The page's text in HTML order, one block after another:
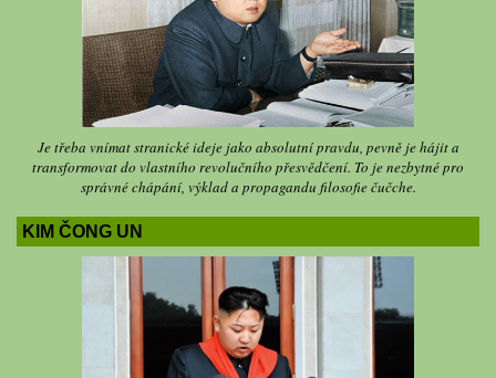
Je třeba vnímat stranické ideje jako absolutní pravdu, pevně je hájit a
transformovat do vlastního revolučního přesvědčení. To je nezbytné pro
správné chápání, výklad a propagandu filosofie čučche.
KIM ČONG UN